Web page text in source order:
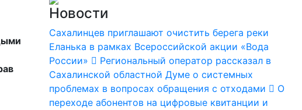
Новости
Сахалинцев приглашают очистить берега реки
Еланька в рамках Всероссийской акции «Вода
России»
Региональный оператор рассказал в
Сахалинской областной Думе о системных
проблемах в вопросах обращения с отходами
О
переходе абонентов на цифровые квитанции и